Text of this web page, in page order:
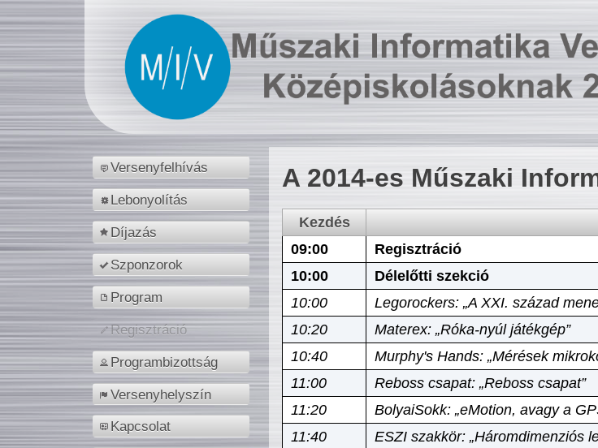
Versenyfelhívás
Lebonyolítás
Díjazás
Szponzorok
Program
Regisztráció
Programbizottság
Versenyhelyszín
Kapcsolat
A 2014-es Műszaki
Kezdés
09:00
Regisztráció
10:00
Délelőtti szekció
10:00
Legorockers: „A XXI. század
10:20
Materex: „Róka-nyúl játékgép”
10:40
Murphy's Hands: „Mérések
11:00
Reboss csapat: „Reboss csapat”
11:20
BolyaiSokk: „eMotion, avagy a
11:40
ESZI szakkör: „Háromdimenziós